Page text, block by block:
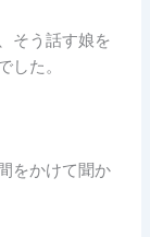
そう話す娘を
した。
をかけて聞か